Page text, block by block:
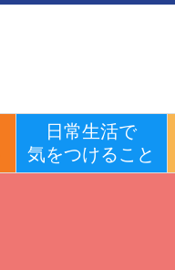
日常生活で
気をつけること